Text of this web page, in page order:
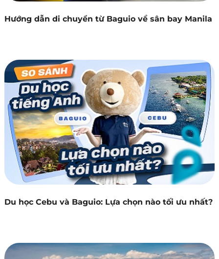
Hướng dẫn di chuyển từ Baguio về sân bay Manila
Du học Cebu và Baguio: Lựa chọn nào tối ưu nhất?